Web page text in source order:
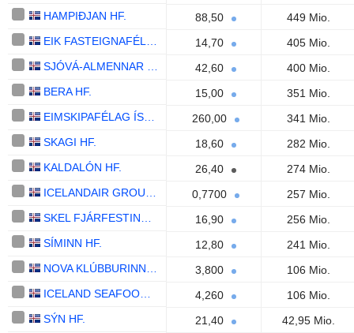
HAMPIÐJAN HF.
88,50
449 Mio.
14,70
405 Mio.
42,60
400 Mio.
BERA HF.
15,00
351 Mio.
260,00
341 Mio.
SKAGI HF.
18,60
282 Mio.
KALDALÓN HF.
26,40
274 Mio.
0,7700
257 Mio.
16,90
256 Mio.
SÍMINN HF.
12,80
241 Mio.
3,800
106 Mio.
4,260
106 Mio.
SÝN HF.
21,40
42,95 Mio.